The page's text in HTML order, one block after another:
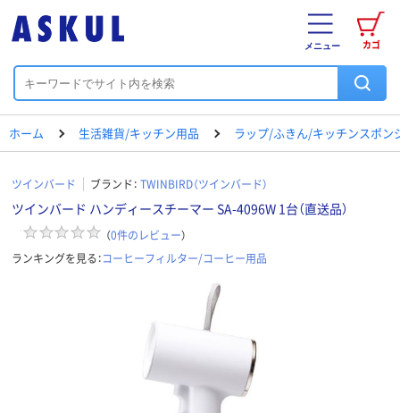
カゴ
メニュー
ホーム 生活雑貨/キッチン用品 ラップ/ふきん/キッチンスポン
ツインバード ブランド： TWINBIRD（ツインバード）
ツインバード ハンディースチーマー SA-4096W 1台（直送品）
（0件のレビュー）
ランキングを見る：コーヒーフィルター/コーヒー用品